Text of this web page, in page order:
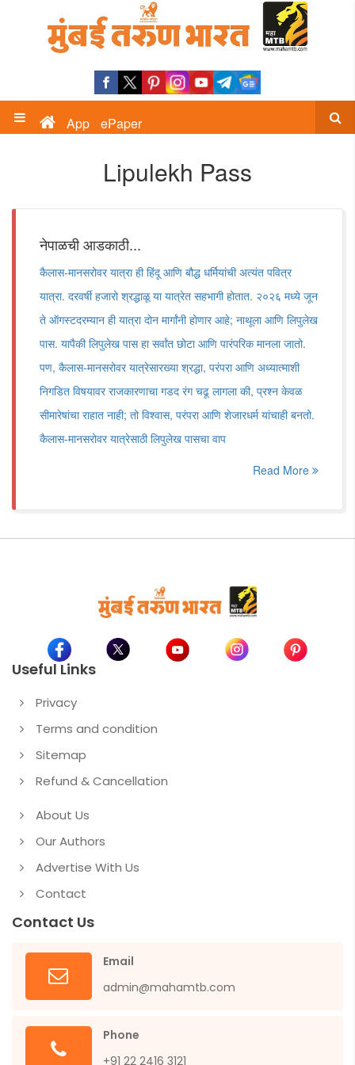
App ePaper
Lipulekh Pass
नेपाळची आडकाठी...
कैलास-मानसरोवर यात्रा ही हिंदू आणि बौद्ध धर्मियांची अत्यंत पवित्र
यात्रा. दरवर्षी हजारो श्रद्धाळू या यात्रेत सहभागी होतात. २०२६ मध्ये जून
ते ऑगस्टदरम्यान ही यात्रा दोन मार्गांनी होणार आहे; नाथूला आणि लिपुलेख
पास. यापैकी लिपुलेख पास हा सर्वांत छोटा आणि पारंपरिक मानला जातो.
पण, कैलास-मानसरोवर यात्रेसारख्या श्रद्धा, परंपरा आणि अध्यात्माशी
निगडित विषयावर राजकारणाचा गडद रंग चढू लागला की, प्रश्न केवळ
सीमारेषांचा राहात नाही; तो विश्वास, परंपरा आणि शेजारधर्म यांचाही बनतो.
कैलास-मानसरोवर यात्रेसाठी लिपुलेख पासचा वाप
Read More
Useful Links
Privacy
Terms and condition
Sitemap
Refund & Cancellation
About Us
Our Authors
Advertise With Us
Contact
Contact Us
Email
admin@mahamtb.com
Phone
+91 22 2416 3121